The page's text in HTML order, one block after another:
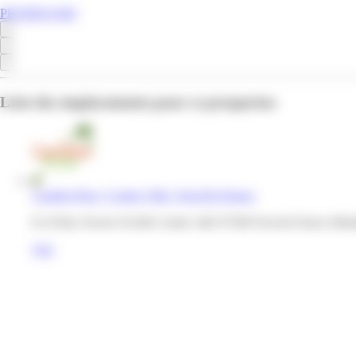
PROMOS.MQ
Liste des emplacements pour ce prospectus